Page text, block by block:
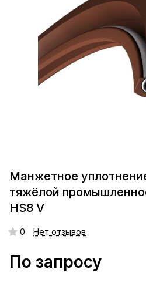
Манжетное
тяжёлой
HS8 V
0 Нет отзывов
По запросу